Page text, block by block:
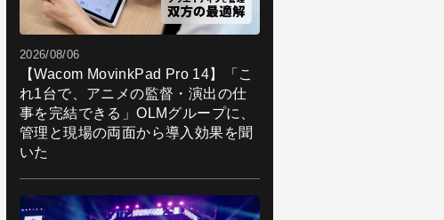
2026/08/06
【Wacom MovinkPad Pro 14】「こ
れ1台で、アニメの監督・演出の仕
事を完結できる」OLMグループに、
管理と現場の両面から導入効果を聞
いた